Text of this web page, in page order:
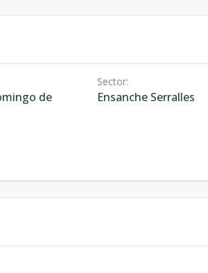
de
Sector:
Ensanche Serralles